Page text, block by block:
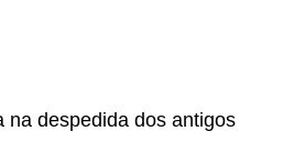
na despedida dos antigos